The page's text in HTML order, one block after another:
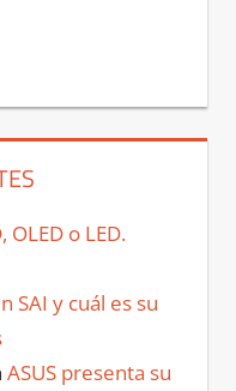
OLED o LED.
SAI y cuál es su
ASUS presenta su